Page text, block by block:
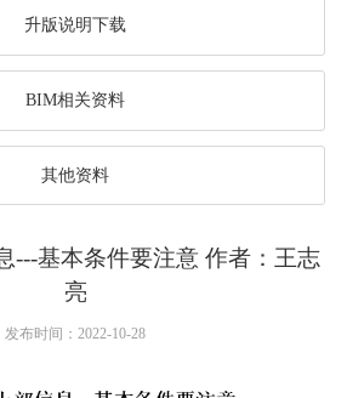
升版说明下载
BIM相关资料
其他资料
---基本条件要注意 作者：王志
亮
发布时间：2022-10-28